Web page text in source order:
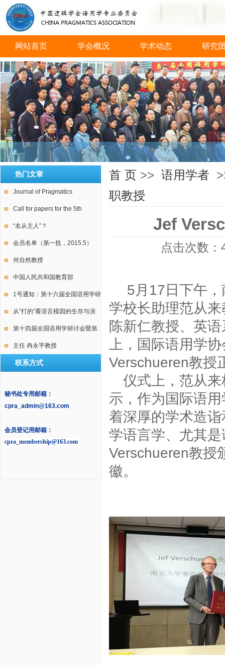
网站首页 学会概况 学术动态 研究
会议图片
热门文章
Journal of Pragmatics
Call for papers for the 5th
International Conference on
Law, Language and Discourse
“名从主人”？
会员名单（第一批，2015.5）
何自然教授
中国人民共和国教育部
1号通知：第十六届全国语用学研
讨会暨第十届中国逻辑学会语用
学专业委员会年会
从“打的”看语言模因的生存与演
变
第十四届全国语用学研讨会暨第
九届中国语用学研究会年会2号通
知
主任 冉永平教授
联系方式
秘书处专用邮箱：
cpra_admin@163.com
会员登记用邮箱：
cpra_membership@163.com
首 页 >> 语用学者
职教授
Jef
点击次数：
5月 17 日下午
学校长助理范从
陈新仁教授、英
上，国际语用学
Verschueren教授
仪式上，范从来
示，作为国际语
着深厚的学术造
学语言学、尤其
Verschueren教授
徽。